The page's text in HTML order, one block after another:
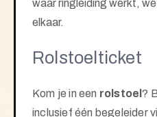
waar ringleiding werkt,
elkaar.
Rolstoelticket
Kom je in een rolstoel?
inclusieféén begeleider